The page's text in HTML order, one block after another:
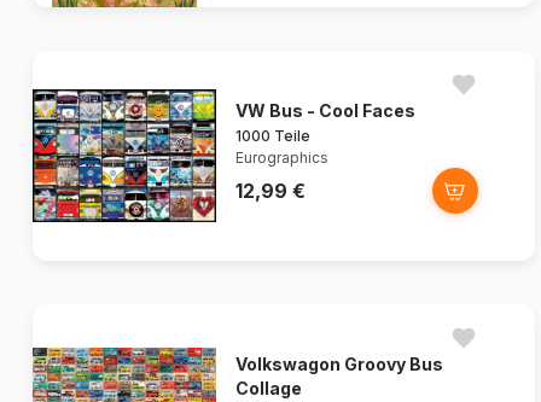
VW Bus - Cool Faces
1000 Teile
Eurographics
12,99 €
Volkswagon Groovy Bus
Collage